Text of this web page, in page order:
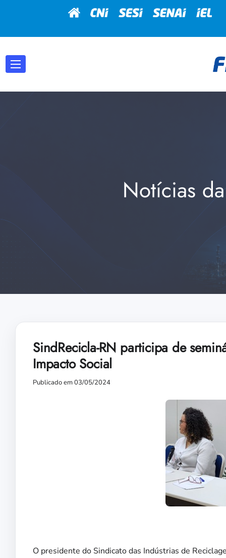
Notícias
SindRecicla-RN participa de
Impacto Social
Publicado em 03/05/2024
O presidente do Sindicato das Indústrias de